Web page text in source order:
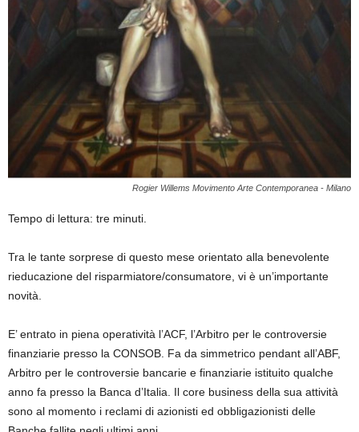
Rogier Willems Movimento Arte Contemporanea - Milano
Tempo di lettura: tre minuti.
Tra le tante sorprese di questo mese orientato alla benevolente
rieducazione del risparmiatore/consumatore, vi è un’importante
novità.
E’ entrato in piena operatività l’ACF, l’Arbitro per le controversie
finanziarie presso la CONSOB. Fa da simmetrico pendant all’ABF,
Arbitro per le controversie bancarie e finanziarie istituito qualche
anno fa presso la Banca d’Italia. Il core business della sua attività
sono al momento i reclami di azionisti ed obbligazionisti delle